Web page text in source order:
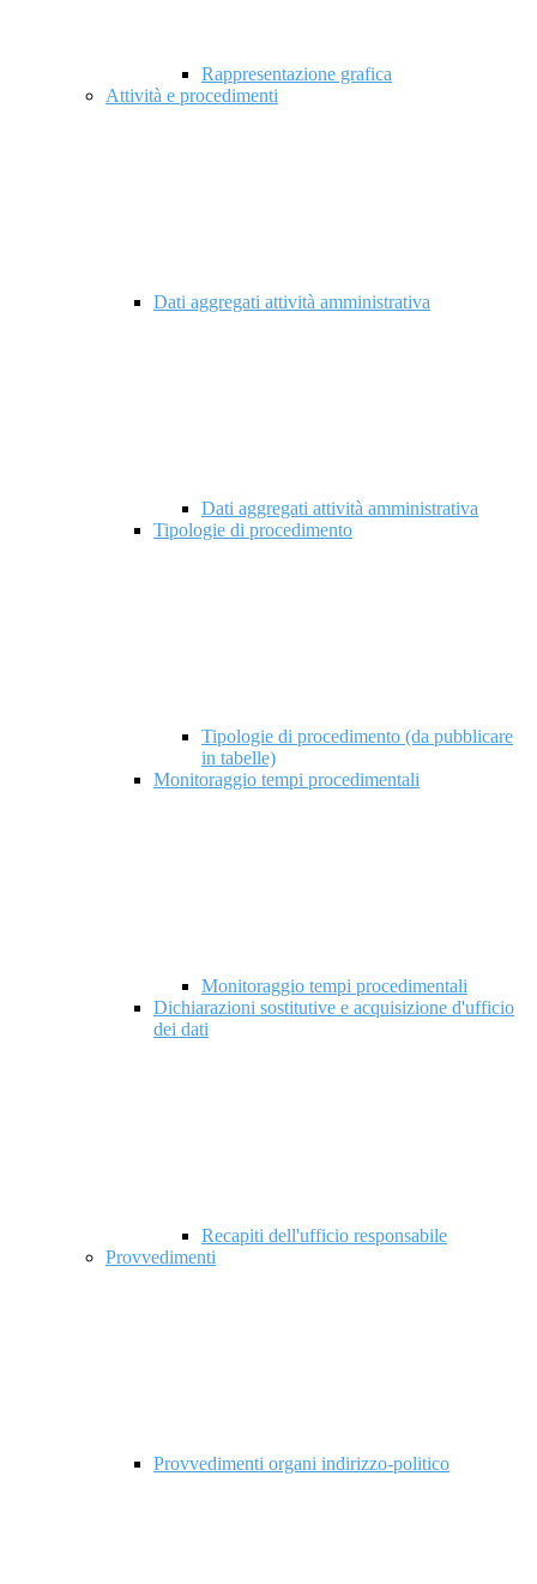
Rappresentazione grafica
Attività e procedimenti
Dati aggregati attività amministrativa
Dati aggregati attività amministrativa
Tipologie di procedimento
Tipologie di procedimento (da pubblicare
in tabelle)
Monitoraggio tempi procedimentali
Monitoraggio tempi procedimentali
Dichiarazioni sostitutive e acquisizione d'ufficio
dei dati
Recapiti dell'ufficio responsabile
Provvedimenti
Provvedimenti organi indirizzo-politico